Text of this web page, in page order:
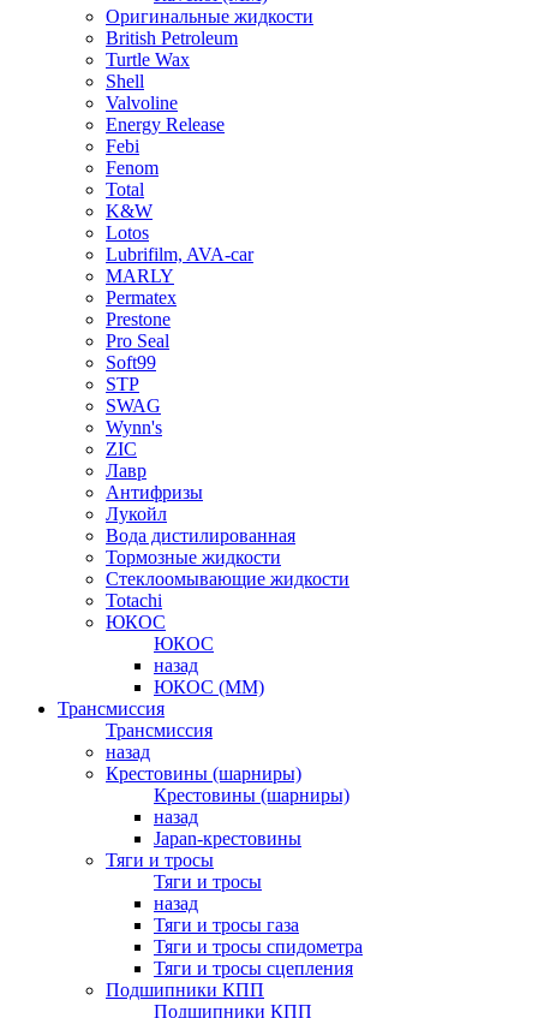
Оригинальные жидкости
British Petroleum
Turtle Wax
Shell
Valvoline
Energy Release
Febi
Fenom
Total
K&W
Lotos
Lubrifilm, AVA-car
MARLY
Permatex
Prestone
Pro Seal
Soft99
STP
SWAG
Wynn's
ZIC
Лавр
Антифризы
Лукойл
Вода дистилированная
Тормозные жидкости
Стеклоомывающие жидкости
Totachi
ЮКОС
ЮКОС
назад
ЮКОС (ММ)
Трансмиссия
Трансмиссия
назад
Крестовины (шарниры)
Крестовины (шарниры)
назад
Japan-крестовины
Тяги и тросы
Тяги и тросы
назад
Тяги и тросы газа
Тяги и тросы спидометра
Тяги и тросы сцепления
Подшипники КПП
Подшипники КПП